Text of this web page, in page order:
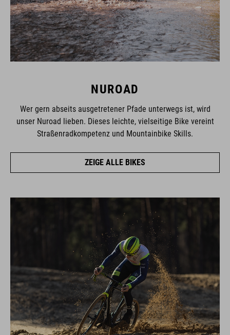
NUROAD
Wer gern abseits ausgetretener Pfade unterwegs ist, wird
unser Nuroad lieben. Dieses leichte, vielseitige Bike vereint
Straßenradkompetenz und Mountainbike Skills.
ZEIGE ALLE BIKES